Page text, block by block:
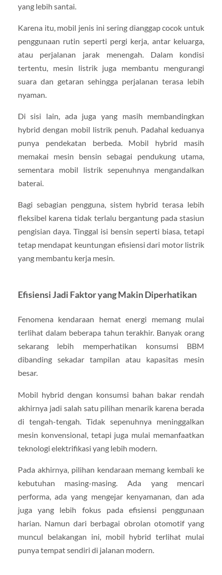
yang lebih santai.
Karena itu, mobil jenis ini sering dianggap cocok untuk
penggunaan rutin seperti pergi kerja, antar keluarga,
atau perjalanan jarak menengah. Dalam kondisi
tertentu, mesin listrik juga membantu mengurangi
suara dan getaran sehingga perjalanan terasa lebih
nyaman.
Di sisi lain, ada juga yang masih membandingkan
hybrid dengan mobil listrik penuh. Padahal keduanya
punya pendekatan berbeda. Mobil hybrid masih
memakai mesin bensin sebagai pendukung utama,
sementara mobil listrik sepenuhnya mengandalkan
baterai.
Bagi sebagian pengguna, sistem hybrid terasa lebih
fleksibel karena tidak terlalu bergantung pada stasiun
pengisian daya. Tinggal isi bensin seperti biasa, tetapi
tetap mendapat keuntungan efisiensi dari motor listrik
yang membantu kerja mesin.
Efisiensi Jadi Faktor yang Makin Diperhatikan
Fenomena kendaraan hemat energi memang mulai
terlihat dalam beberapa tahun terakhir. Banyak orang
sekarang lebih memperhatikan konsumsi BBM
dibanding sekadar tampilan atau kapasitas mesin
besar.
Mobil hybrid dengan konsumsi bahan bakar rendah
akhirnya jadi salah satu pilihan menarik karena berada
di tengah-tengah. Tidak sepenuhnya meninggalkan
mesin konvensional, tetapi juga mulai memanfaatkan
teknologi elektrifikasi yang lebih modern.
Pada akhirnya, pilihan kendaraan memang kembali ke
kebutuhan masing-masing. Ada yang mencari
performa, ada yang mengejar kenyamanan, dan ada
juga yang lebih fokus pada efisiensi penggunaan
harian. Namun dari berbagai obrolan otomotif yang
muncul belakangan ini, mobil hybrid terlihat mulai
punya tempat sendiri di jalanan modern.